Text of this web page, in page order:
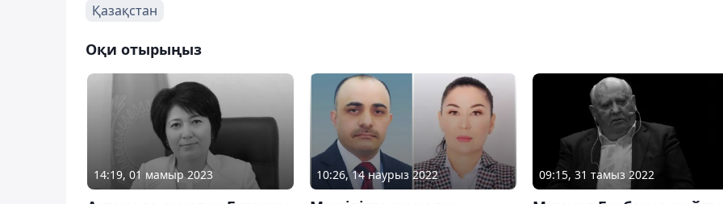
Қазақстан
Оқи отырыңыз
14:19, 01 мамыр 2023 10:26, 14 наурыз 2022 09:15, 31 тамыз 2022